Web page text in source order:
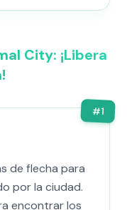
City: ¡Libera
#1
de flecha para
por la ciudad.
encontrar los